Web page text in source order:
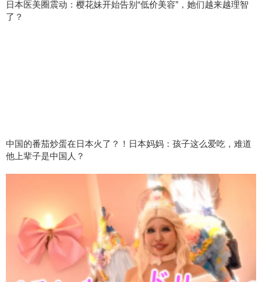
日本医美圈震动：樱花妹开始告别“低价美容”，她们越来越理智
了？
中国的番茄炒蛋在日本火了？！日本妈妈：孩子这么爱吃，难道
他上辈子是中国人？